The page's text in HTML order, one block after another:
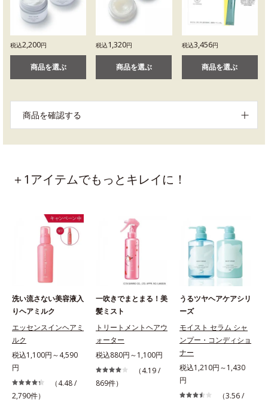
税込2,200円
商品を選ぶ
税込1,320円
商品を選ぶ
税込3,456円
商品を選ぶ
商品を確認する
＋1アイテムでもっとキレイに！
洗い流さない美容液入
りヘアミルク
エッセンスインヘアミ
ルク
税込1,100円～4,590
円
（4.48 /
2,790件）
一吹きでまとまる！美
髪ミスト
トリートメントヘアウ
ォーター
税込880円～1,100円
（4.19 /
869件）
うるツヤヘアケアシリ
ーズ
モイスト セラム シャ
ンプー・コンディショ
ナー
税込1,210円～1,430
円
（3.56 /